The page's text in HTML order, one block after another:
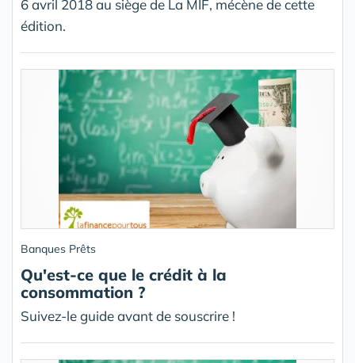
6 avril 2018 au siège de La MIF, mécène de cette
édition.
Banques Prêts
Qu'est-ce que le crédit à la
consommation ?
Suivez-le guide avant de souscrire !